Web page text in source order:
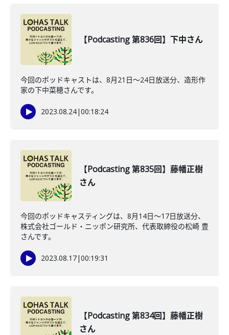
【Podcasting 第836回】下中さん
今回のポッドキャストは、8月21日〜24日放送分、造形作
家の下中菜穂さんです。
2023.08.24|00:18:24
【Podcasting 第835回】藤幡正樹
さん
今回のポッドキャスティングは、8月14日〜17日放送分、
株式会社ゴールド・ニッポン研究所、代表取締役の松崎 豊
さんです。
2023.08.17|00:19:31
【Podcasting 第834回】藤幡正樹
さん